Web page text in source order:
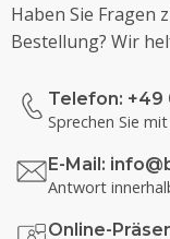
Haben Sie Fragen
Bestellung? Wir
Telefon: +49
Sprechen Sie
E-Mail:
Antwort
Online-